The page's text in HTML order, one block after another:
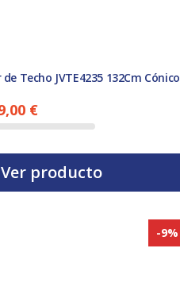
Techo JVTE4235 132Cm Cónico
€
El precio actual es: 119,00 €.
Ver producto
-9%